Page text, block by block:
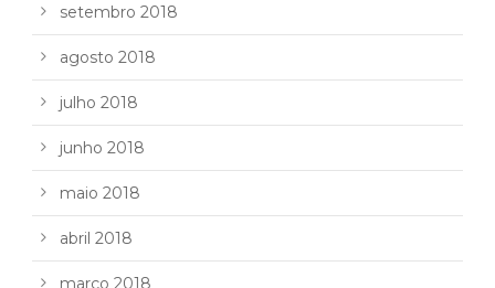
setembro 2018
agosto 2018
julho 2018
junho 2018
maio 2018
abril 2018
março 2018